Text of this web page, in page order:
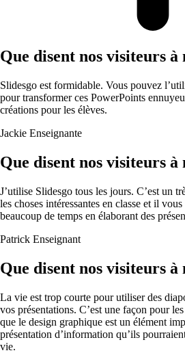
Que disent nos visiteurs à
Slidesgo est formidable. Vous pouvez
pour transformer ces PowerPoints
créations pour les élèves.
Jackie Enseignante
Que disent nos visiteurs à
J’utilise Slidesgo tous les jours. C’est un
les choses intéressantes en classe et il
beaucoup de temps en élaborant des
Patrick Enseignant
Que disent nos visiteurs à
La vie est trop courte pour utiliser des
vos présentations. C’est une façon pour
que le design graphique est un élément
présentation d’information qu’ils
vie.